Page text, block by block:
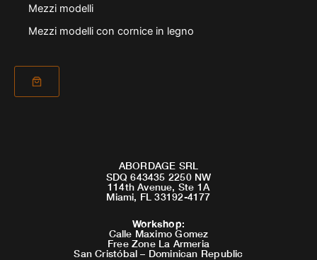
Mezzi modelli
Mezzi modelli con cornice in legno
ABORDAGE SRL
SDQ 643435 2250 NW
114th Avenue, Ste 1A
Miami, FL 33192-4177
Workshop:
Calle Maximo Gomez
Free Zone La Armeria
San Cristóbal – Dominican Republic